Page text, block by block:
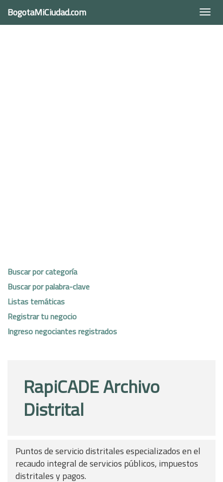
BogotaMiCiudad.com
Buscar por categoría
Buscar por palabra-clave
Listas temáticas
Registrar tu negocio
Ingreso negociantes registrados
RapiCADE Archivo
Distrital
Puntos de servicio distritales especializados en el
recaudo integral de servicios públicos, impuestos
distritales y pagos.